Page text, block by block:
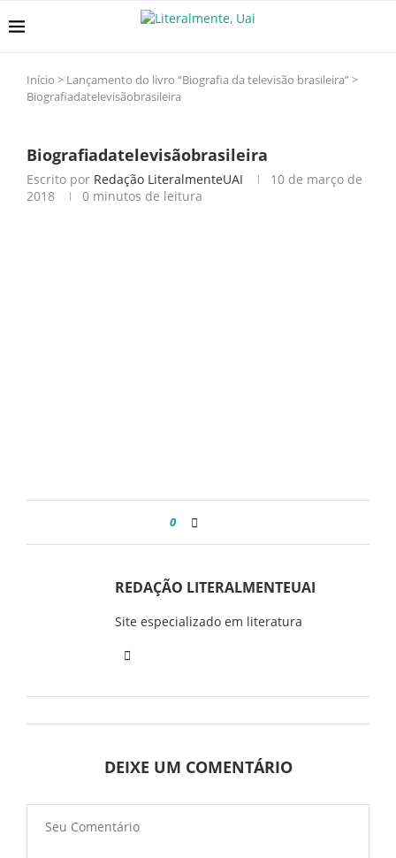
Início > Lançamento do livro “Biografia da televisão brasileira”>
Biografiadatelevisãobrasileira
Biografiadatelevisãobrasileira
Escrito por Redação LiteralmenteUAI
10 de março de
2018
0 minutos de leitura
0
REDAÇÃO LITERALMENTEUAI
Site especializado em literatura
DEIXE UM COMENTÁRIO